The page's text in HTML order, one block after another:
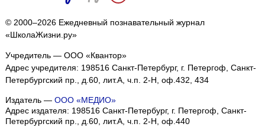
© 2000–2026 Ежедневный познавательный журнал
«ШколаЖизни.ру»
Учредитель — ООО «Квантор»
Адрес учредителя: 198516 Санкт-Петербург, г. Петергоф, Санкт-
Петербургский пр., д.60, лит.А, ч.п. 2-Н, оф.432, 434
Издатель — ООО «МЕДИО»
Адрес издателя: 198516 Санкт-Петербург, г. Петергоф, Санкт-
Петербургский пр., д.60, лит.А, ч.п. 2-Н, оф.440